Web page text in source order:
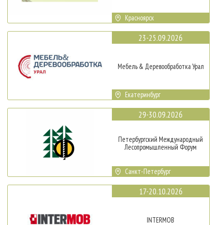
Красноярск
23-25.09.2026
Мебель & Деревообработка Урал
Екатеринбург
29-30.09.2026
Петербургский Международный
Лесопромышленный Форум
Санкт-Петербург
17-20.10.2026
INTERMOB